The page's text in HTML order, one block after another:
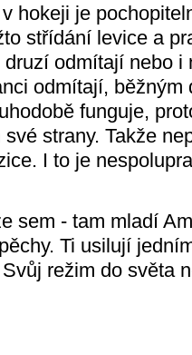
hokeji je
střídání levice a
odmítají nebo i
odmítají, běžným
funguje,
strany. Takže
I to je
sem - tam mladí
Ti usilují
režim do světa